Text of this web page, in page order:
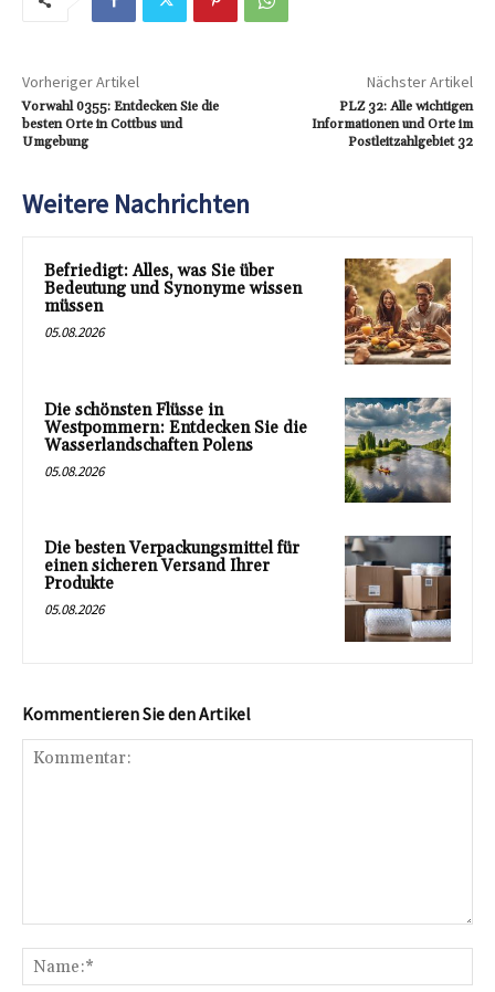
Vorheriger Artikel
Vorwahl 0355: Entdecken Sie die
besten Orte in Cottbus und
Umgebung
Nächster Artikel
PLZ 32: Alle wichtigen
Informationen und Orte im
Postleitzahlgebiet 32
Weitere Nachrichten
Befriedigt: Alles, was Sie über
Bedeutung und Synonyme wissen
müssen
05.08.2026
Die schönsten Flüsse in
Westpommern: Entdecken Sie die
Wasserlandschaften Polens
05.08.2026
Die besten Verpackungsmittel für
einen sicheren Versand Ihrer
Produkte
05.08.2026
Kommentieren Sie den Artikel